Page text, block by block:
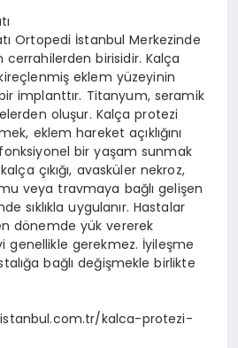
Ortopedi İstanbul Merkezinde
cerrahilerden birisidir. Kalça
eklem yüzeyinin
implanttır. Titanyum, seramik
oluşur. Kalça protezi
eklem hareket açıklığını
bir yaşam sunmak
çıkığı, avasküler nekroz,
veya travmaya bağlı gelişen
sıklıkla uygulanır. Hastalar
dönemde yük vererek
genellikle gerekmez. İyileşme
bağlı değişmekle birlikte
kalca-protezi-